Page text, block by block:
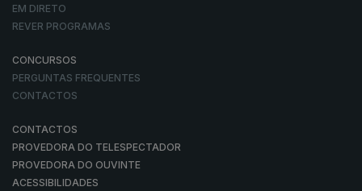
EM DIRETO
REVER PROGRAMAS
CONCURSOS
PERGUNTAS FREQUENTES
CONTACTOS
CONTACTOS
PROVEDORA DO TELESPECTADOR
PROVEDORA DO OUVINTE
ACESSIBILIDADES